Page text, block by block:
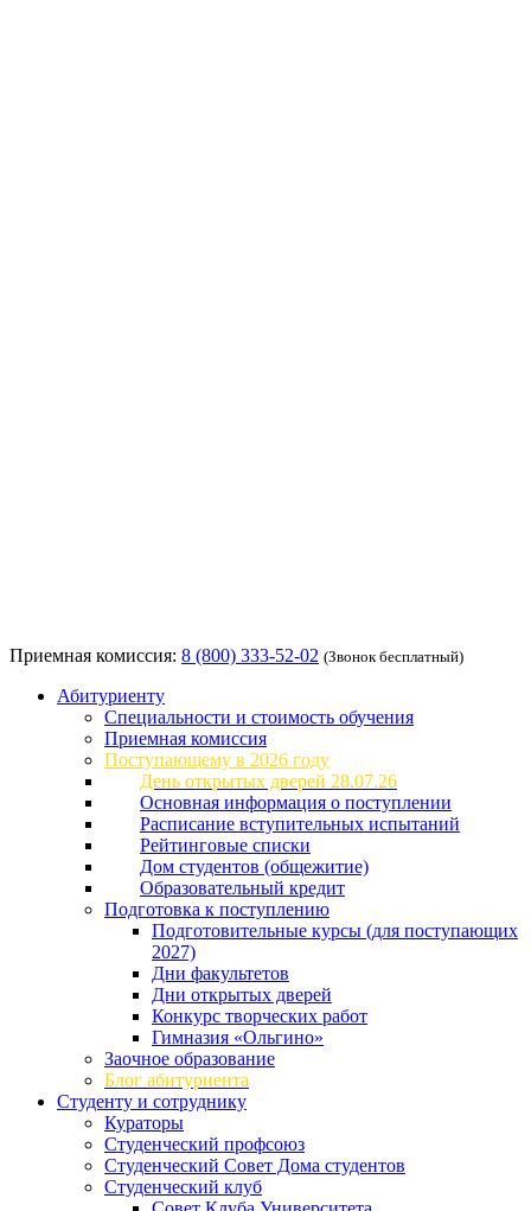
Приемная комиссия: 8 (800) 333-52-02 (Звонок бесплатный)
Абитуриенту
Специальности и стоимость обучения
Приемная комиссия
Поступающему в 2026 году
День открытых дверей 28.07.26
Основная информация о поступлении
Расписание вступительных испытаний
Рейтинговые списки
Дом студентов (общежитие)
Образовательный кредит
Подготовка к поступлению
Подготовительные курсы (для поступающих
2027)
Дни факультетов
Дни открытых дверей
Конкурс творческих работ
Гимназия «Ольгино»
Заочное образование
Блог абитуриента
Студенту и сотруднику
Кураторы
Студенческий профсоюз
Студенческий Совет Дома студентов
Студенческий клуб